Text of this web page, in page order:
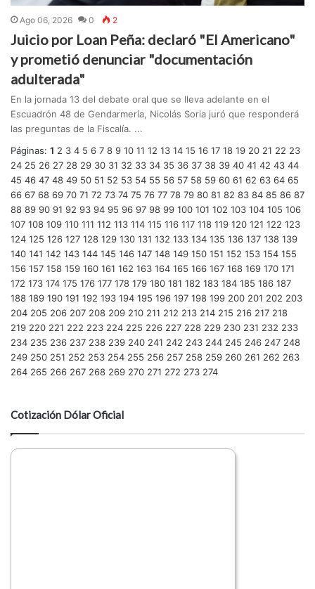
Ago 06, 2026 0 2
Juicio por Loan Peña: declaró "El Americano"
y prometió denunciar "documentación
adulterada"
En la jornada 13 del debate oral que se lleva adelante en el
Escuadrón 48 de Gendarmería, Nicolás Soria juró que responderá
las preguntas de la Fiscalía. ...
Páginas: 1 2 3 4 5 6 7 8 9 10 11 12 13 14 15 16 17 18 19 20 21 22 23
24 25 26 27 28 29 30 31 32 33 34 35 36 37 38 39 40 41 42 43 44
45 46 47 48 49 50 51 52 53 54 55 56 57 58 59 60 61 62 63 64 65
66 67 68 69 70 71 72 73 74 75 76 77 78 79 80 81 82 83 84 85 86 87
88 89 90 91 92 93 94 95 96 97 98 99 100 101 102 103 104 105 106
107 108 109 110 111 112 113 114 115 116 117 118 119 120 121 122 123
124 125 126 127 128 129 130 131 132 133 134 135 136 137 138 139
140 141 142 143 144 145 146 147 148 149 150 151 152 153 154 155
156 157 158 159 160 161 162 163 164 165 166 167 168 169 170 171
172 173 174 175 176 177 178 179 180 181 182 183 184 185 186 187
188 189 190 191 192 193 194 195 196 197 198 199 200 201 202 203
204 205 206 207 208 209 210 211 212 213 214 215 216 217 218
219 220 221 222 223 224 225 226 227 228 229 230 231 232 233
234 235 236 237 238 239 240 241 242 243 244 245 246 247 248
249 250 251 252 253 254 255 256 257 258 259 260 261 262 263
264 265 266 267 268 269 270 271 272 273 274
Cotización Dólar Oficial